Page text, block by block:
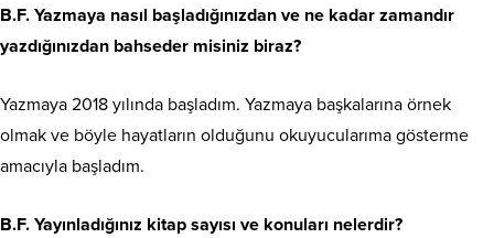
B.F. Yazmaya nasıl başladığınızdan ve ne kadar zamandır
yazdığınızdan bahseder misiniz biraz?
Yazmaya 2018 yılında başladım. Yazmaya başkalarına örnek
olmak ve böyle hayatların olduğunu okuyucularıma gösterme
amacıyla başladım.
B.F. Yayınladığınız kitap sayısı ve konuları nelerdir?